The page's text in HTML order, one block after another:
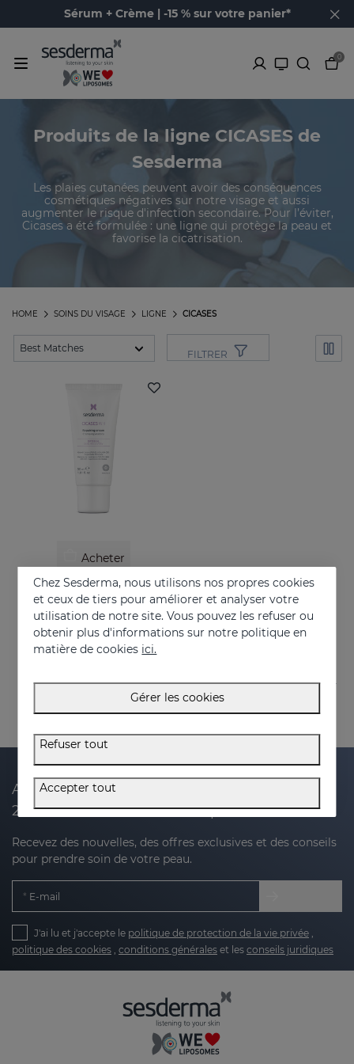
Sérum + Crème | -15 % sur votre panier*
0
Produits de la ligne CICASES de
Sesderma
Les plaies cutanées peuvent avoir des conséquences
cosmétiques négatives sur notre visage et aussi
augmenter le risque d'infection secondaire. Pour l’éviter,
Cicases a été formulée : une ligne qui protège la peau et
favorise la cicatrisation.
CICASES
LIGNE
SOINS DU VISAGE
HOME
FILTRER
Acheter
CICASES WH Crème Réparatrice
Répare et accélère la régénération cutanée
17.95 €
Abonnez-vous à notre newsletter et recevez
20 % de réduction sur votre prochain achat
Recevez des nouvelles, des offres exclusives et des conseils
pour prendre soin de votre peau.
E-mail
J'ai lu et j'accepte le politique de protection de la vie privée ,
politique des cookies , conditions générales et les conseils juridiques
Chez Sesderma, nous utilisons nos propres cookies
et ceux de tiers pour améliorer et analyser votre
utilisation de notre site. Vous pouvez les refuser ou
obtenir plus d'informations sur notre politique en
matière de cookies ici.
Gérer les cookies
Refuser tout
Accepter tout